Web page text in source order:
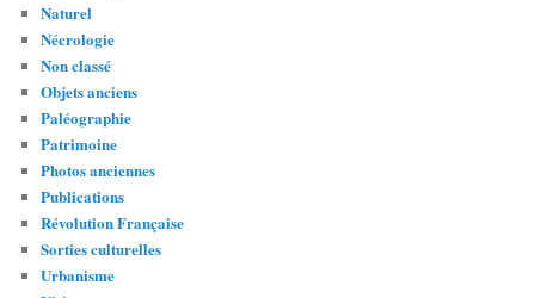
Naturel
Nécrologie
Non classé
Objets anciens
Paléographie
Patrimoine
Photos anciennes
Publications
Révolution Française
Sorties culturelles
Urbanisme